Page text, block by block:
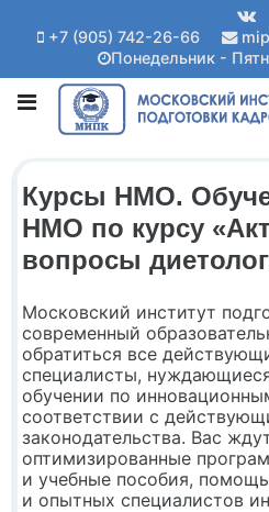
+7 (905) 742-26-66
Понедельник -
Курсы НМО.
НМО по курсу
вопросы
Московский институт
современный
обратиться все
специалисты,
обучении по
соответствии с
законодательства. Вас
оптимизированные
и учебные пособия,
и опытных специалистов